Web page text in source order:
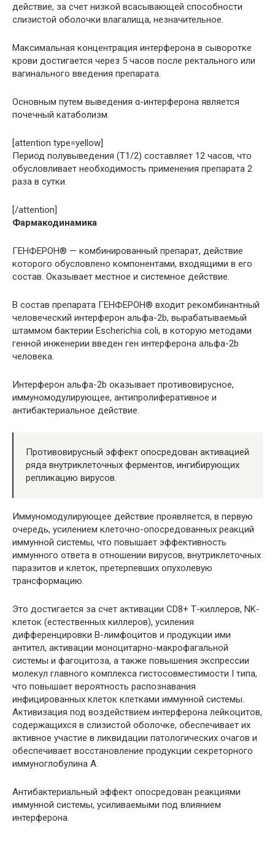
действие, за счет низкой всасывающей способности
слизистой оболочки влагалища, незначительное.
Максимальная концентрация интерферона в сыворотке
крови достигается через 5 часов после ректального или
вагинального введения препарата.
Основным путем выведения α-интерферона является
почечный катаболизм.
[attention type=yellow]
Период полувыведения (Т1/2) составляет 12 часов, что
обусловливает необходимость применения препарата 2
раза в сутки.
[/attention]
Фармакодинамика
ГЕНФЕРОН® — комбинированный препарат, действие
которого обусловлено компонентами, входящими в его
состав. Оказывает местное и системное действие.
В состав препарата ГЕНФЕРОН® входит рекомбинантный
человеческий интерферон альфа-2b, вырабатываемый
штаммом бактерии Escherichia coli, в которую методами
генной инженерии введен ген интерферона альфа-2b
человека.
Интерферон альфа-2b оказывает противовирусное,
иммуномодулирующее, антипролиферативное и
антибактериальное действие.
Противовирусный эффект опосредован активацией
ряда внутриклеточных ферментов, ингибирующих
репликацию вирусов.
Иммуномодулирующее действие проявляется, в первую
очередь, усилением клеточно-опосредованных реакций
иммунной системы, что повышает эффективность
иммунного ответа в отношении вирусов, внутриклеточных
паразитов и клеток, претерпевших опухолевую
трансформацию.
Это достигается за счет активации CD8+ Т-киллеров, NK-
клеток (естественных киллеров), усиления
дифференцировки В-лимфоцитов и продукции ими
антител, активации моноцитарно-макрофагальной
системы и фагоцитоза, а также повышения экспрессии
молекул главного комплекса гистосовместимости I типа,
что повышает вероятность распознавания
инфицированных клеток клетками иммунной системы.
Активизация под воздействием интерферона лейкоцитов,
содержащихся в слизистой оболочке, обеспечивает их
активное участие в ликвидации патологических очагов и
обеспечивает восстановление продукции секреторного
иммуноглобулина А.
Антибактериальный эффект опосредован реакциями
иммунной системы, усиливаемыми под влиянием
интерферона.